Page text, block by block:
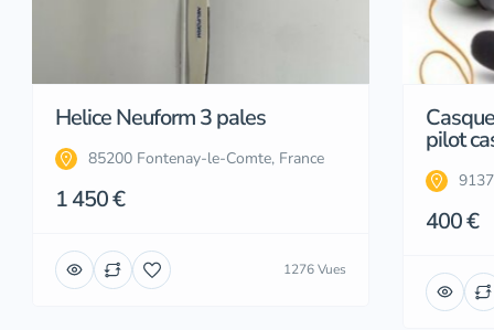
Helice Neuform 3 pales
85200 Fontenay-le-Comte, France
1 450 €
1276 Vues
pilot
400 €